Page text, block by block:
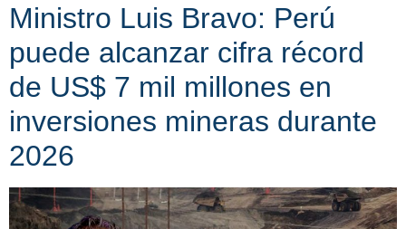
Ministro Luis Bravo: Perú
puede alcanzar cifra récord
de US$ 7 mil millones en
inversiones mineras durante
2026